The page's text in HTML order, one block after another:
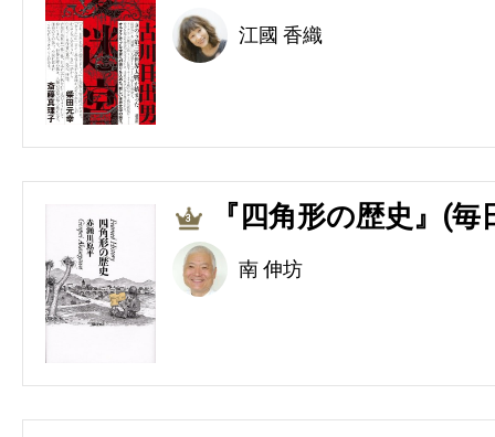
江國 香織
3 『四角形の歴史』(毎
南 伸坊